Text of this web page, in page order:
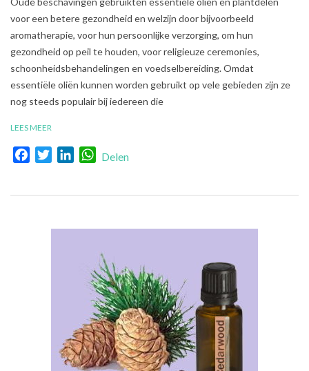
voor een betere gezondheid en welzijn door bijvoorbeeld
aromatherapie, voor hun persoonlijke verzorging, om hun
gezondheid op peil te houden, voor religieuze ceremonies,
schoonheidsbehandelingen en voedselbereiding. Omdat
essentiële oliën kunnen worden gebruikt op vele gebieden zijn ze
nog steeds populair bij iedereen die
LEES MEER
FacebookTwitterLinkedInWhatsApp
Delen